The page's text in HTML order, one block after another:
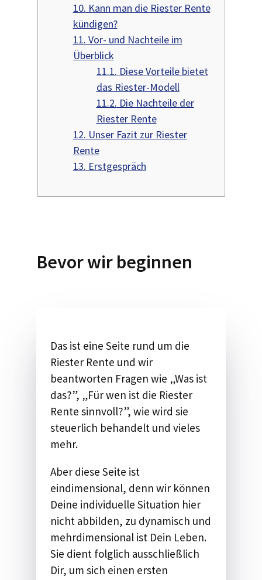
10. Kann man die Riester Rente
kündigen?
11. Vor- und Nachteile im
Überblick
11.1. Diese Vorteile bietet
das Riester-Modell
11.2. Die Nachteile der
Riester Rente
12. Unser Fazit zur Riester
Rente
13. Erstgespräch
Bevor wir beginnen
Das ist eine Seite rund um die
Riester Rente und wir
beantworten Fragen wie „Was ist
das?”, „​​Für wen ist die Riester
Rente sinnvoll​?”, wie wird sie
steuerlich behandelt​ ​und vieles
mehr.
Aber diese Seite ist
eindimensional, denn wir können
Deine individuelle Situation hier
nicht abbilden, zu dynamisch und
mehrdimensional ​ist Dein Leben.​ ​
Sie dient folglich ausschließlich
Dir, um sich einen ersten